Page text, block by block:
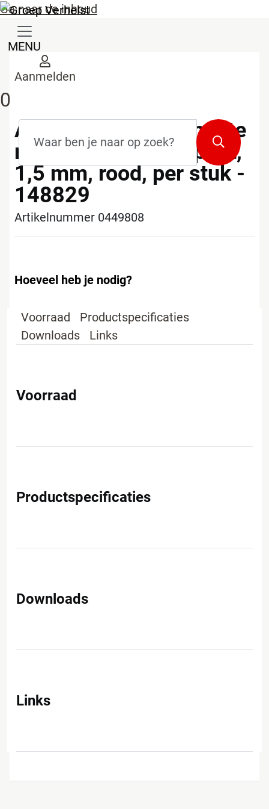
Ga naar de inhoud
MENU
Aanmelden
0
Zoekterm
Zoeken
Artline 70N permanente
marker, fijn, ronde punt,
1,5 mm, rood, per stuk -
148829
Artikelnummer 0449808
Hoeveel heb je nodig?
Voorraad
Productspecificaties
Downloads
Links
Voorraad
Productspecificaties
Downloads
Links